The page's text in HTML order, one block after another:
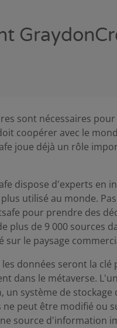
sont nécessaires
coopérer avec le
joue déjà un rôle
dispose d'experts en
utilisé au monde.
pour prendre des
plus de 9 000 sources
sur le paysage
les données seront la
dans le métaverse.
un système de
ne peut être modifié ou
source d'information